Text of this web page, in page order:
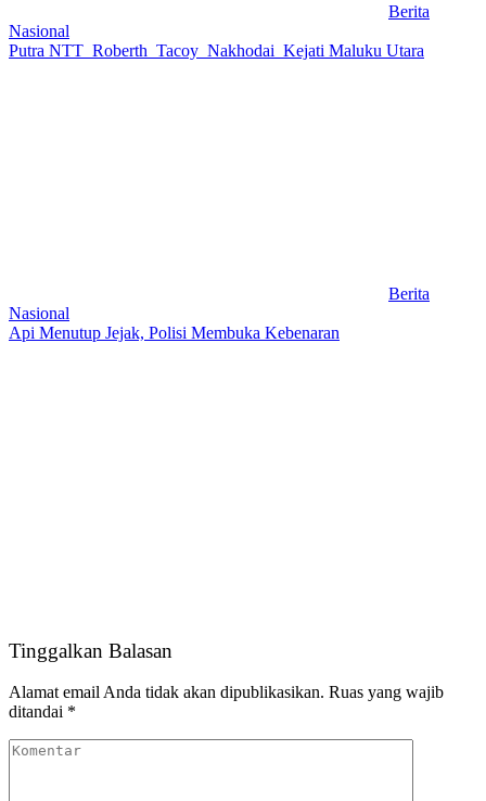
Berita
Nasional
Putra NTT Roberth Tacoy Nakhodai Kejati Maluku Utara
Berita
Nasional
Api Menutup Jejak, Polisi Membuka Kebenaran
Tinggalkan Balasan
Alamat email Anda tidak akan dipublikasikan. Ruas yang wajib
ditandai *